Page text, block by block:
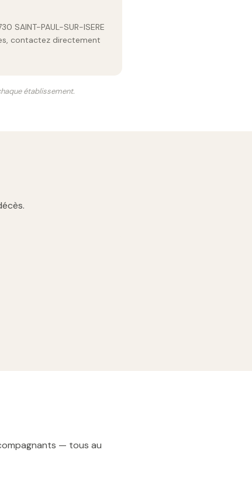
SAINT-PAUL-SUR-ISERE
contactez directement
établissement.
— tous au